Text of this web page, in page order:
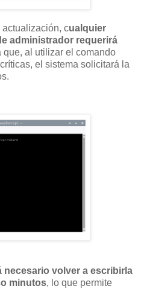
actualización, cualquier
administrador requerirá
que, al utilizar el comando
el sistema solicitará la
necesario volver a escribirla
minutos, lo que permite